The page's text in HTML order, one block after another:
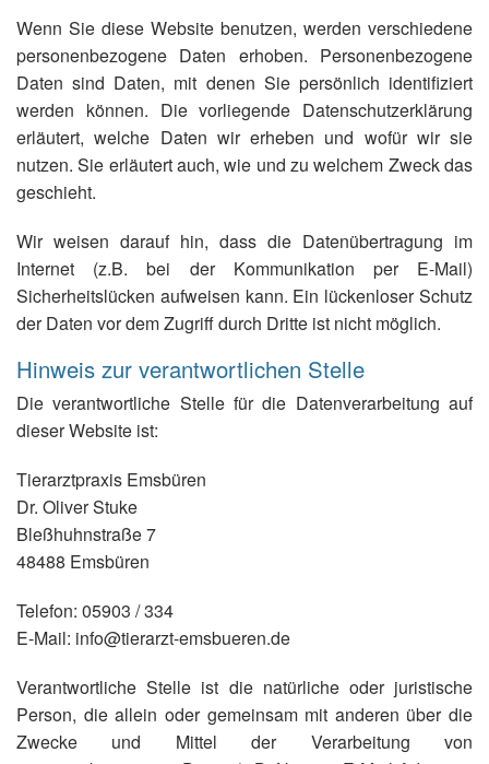
Wenn Sie diese Website benutzen, werden verschiedene
personenbezogene Daten erhoben. Personenbezogene
Daten sind Daten, mit denen Sie persönlich identifiziert
werden können. Die vorliegende Datenschutzerklärung
erläutert, welche Daten wir erheben und wofür wir sie
nutzen. Sie erläutert auch, wie und zu welchem Zweck das
geschieht.
Wir weisen darauf hin, dass die Datenübertragung im
Internet (z.B. bei der Kommunikation per E-Mail)
Sicherheitslücken aufweisen kann. Ein lückenloser Schutz
der Daten vor dem Zugriff durch Dritte ist nicht möglich.
Hinweis zur verantwortlichen Stelle
Die verantwortliche Stelle für die Datenverarbeitung auf
dieser Website ist:
Tierarztpraxis Emsbüren
Dr. Oliver Stuke
Bleßhuhnstraße 7
48488 Emsbüren
Telefon: 05903 / 334
E-Mail: info@tierarzt-emsbueren.de
Verantwortliche Stelle ist die natürliche oder juristische
Person, die allein oder gemeinsam mit anderen über die
Zwecke und Mittel der Verarbeitung von